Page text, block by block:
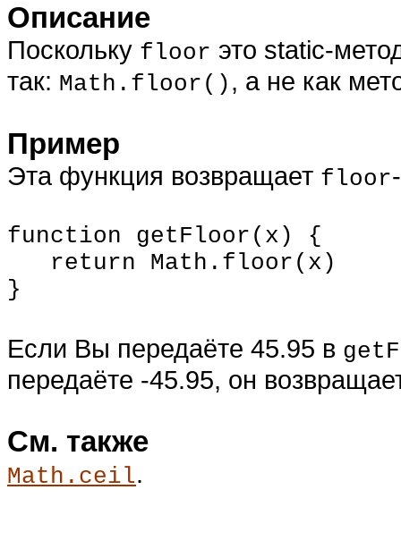
Описание
Поскольку floor это static-
так: Math.floor() , а не как
Пример
Эта функция возвращает floor
function getFloor(x) {
return Math .floor(x)
}
Если Вы передаёте 45.95 в
передаёте -45.95, он
См. также
Math.ceil.